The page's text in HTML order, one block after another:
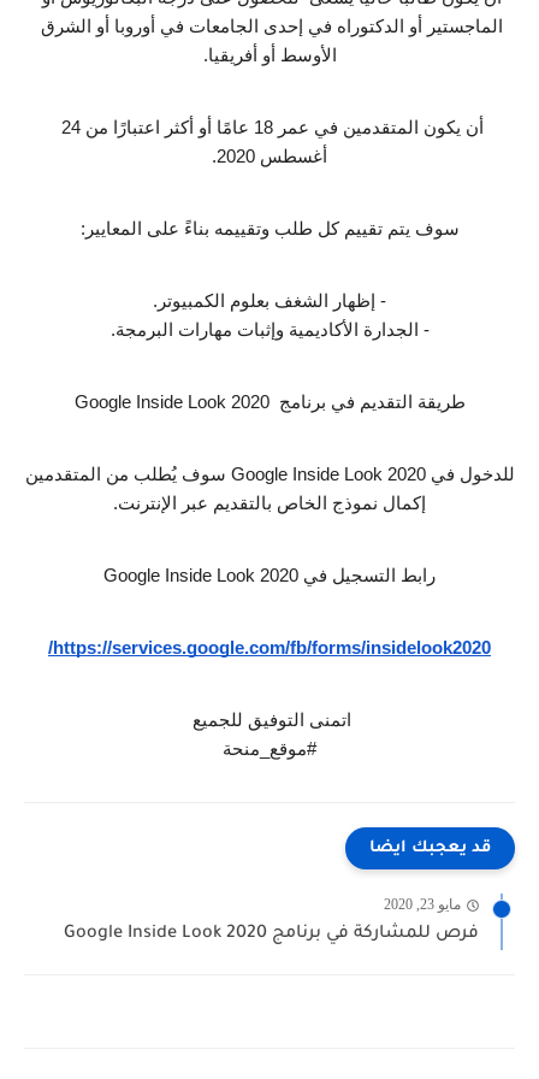
الأوسط أو أفريقيا.
أغسطس 2020.
سوف يتم تقييم كل طلب وتقييمه بناءً على المعايير:
- إظهار الشغف بعلوم الكمبيوتر.
- الجدارة الأكاديمية وإثبات مهارات البرمجة.
طريقة التقديم في برنامج  Google Inside Look 2020
إكمال نموذج الخاص بالتقديم عبر الإنترنت.
رابط التسجيل في Google Inside Look 2020
https://services.google.com/fb/forms/insidelook2020/
اتمنى التوفيق للجميع
#موقع_منحة
قد يعجبك ايضا
مايو 23, 2020
فرص للمشاركة في برنامج Google Inside Look 2020